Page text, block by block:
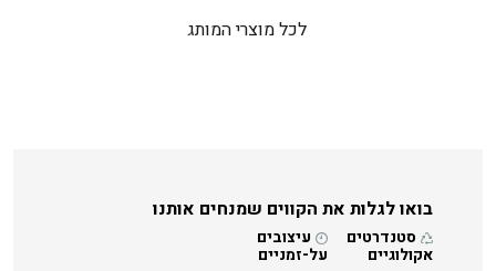
לכל מוצרי המותג
בואו לגלות את הקווים שמנחים אותנו
סטנדרטים
אקולוגיים
עיצובים
על-זמניים